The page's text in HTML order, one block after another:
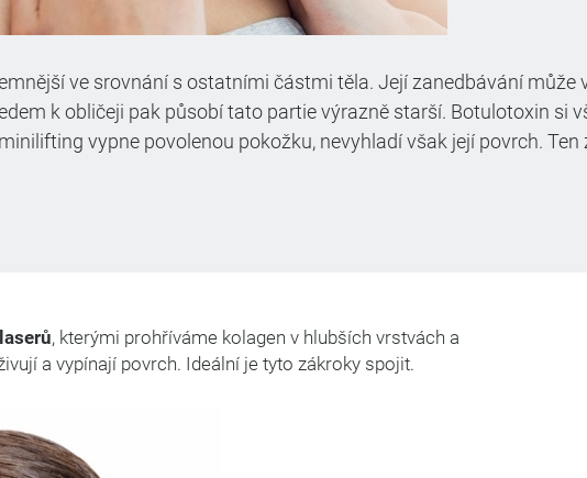
ve srovnání s ostatními částmi těla. Její zanedbávání může
k obličeji pak působí tato partie výrazně starší. Botulotoxin si
vypne povolenou pokožku, nevyhladí však její povrch. Ten
, kterými prohříváme kolagen v hlubších vrstvách a
a vypínají povrch. Ideální je tyto zákroky spojit.